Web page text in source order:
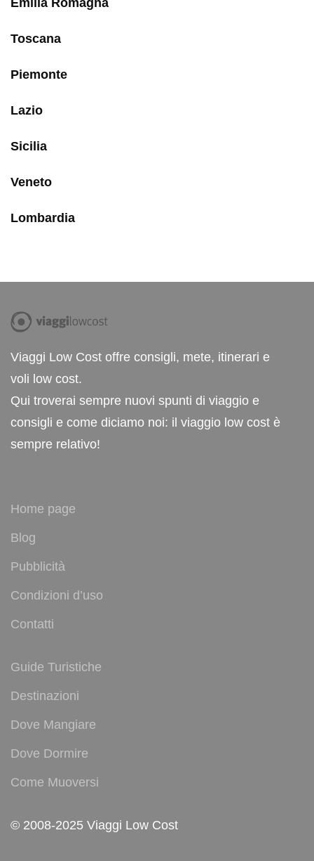
Emilia Romagna
Toscana
Piemonte
Lazio
Sicilia
Veneto
Lombardia
Viaggi Low Cost offre consigli, mete, itinerari e
voli low cost.
Qui troverai sempre nuovi spunti di viaggio e
consigli e come diciamo noi: il viaggio low cost è
sempre relativo!
Home page
Blog
Pubblicità
Condizioni d’uso
Contatti
Guide Turistiche
Destinazioni
Dove Mangiare
Dove Dormire
Come Muoversi
© 2008-2025 Viaggi Low Cost